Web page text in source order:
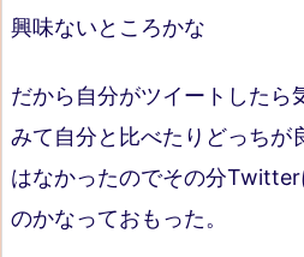
興味ないところかな
だから自分がツイートしたら
みて自分と比べたりどっちが
はなかったのでその分
のかなっておもった。